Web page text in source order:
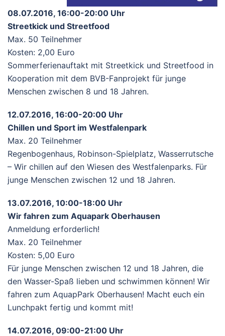
08.07.2016, 16:00-20:00 Uhr
Streetkick und Streetfood
Max. 50 Teilnehmer
Kosten: 2,00 Euro
Sommerferienauftakt mit Streetkick und Streetfood in
Kooperation mit dem BVB-Fanprojekt für junge
Menschen zwischen 8 und 18 Jahren.
12.07.2016, 16:00-20:00 Uhr
Chillen und Sport im Westfalenpark
Max. 20 Teilnehmer
Regenbogenhaus, Robinson-Spielplatz, Wasserrutsche
– Wir chillen auf den Wiesen des Westfalenparks. Für
junge Menschen zwischen 12 und 18 Jahren.
13.07.2016, 10:00-18:00 Uhr
Wir fahren zum Aquapark Oberhausen
Anmeldung erforderlich!
Max. 20 Teilnehmer
Kosten: 5,00 Euro
Für junge Menschen zwischen 12 und 18 Jahren, die
den Wasser-Spaß lieben und schwimmen können! Wir
fahren zum AquapPark Oberhausen! Macht euch ein
Lunchpakt fertig und kommt mit!
14.07.2016, 09:00-21:00 Uhr